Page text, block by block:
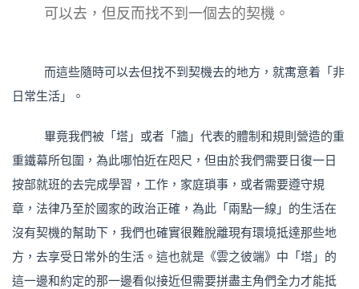
可以去，但反而找不到一個去的契機。
而這些隨時可以去但找不到契機去的地方，就寓意着「非
日常生活」。
畢竟我們被「塔」或者「牆」代表的體制和規則營造的重
重鐵幕所包圍，為此哪怕近在咫尺，但由於我們需要日復一日
按部就班的去完成學習，工作，家庭瑣事，或者需要遵守規
章，法律乃至於國家的政治正確，為此「兩點一線」的生活在
沒有契機的幫助下，我們也確實很難脫離現有環境抵達那些地
方，去享受日常外的生活。這也就是《雲之彼端》中「塔」的
這一邊和約定的那一邊看似接近但需要拼盡主角們全力才能抵